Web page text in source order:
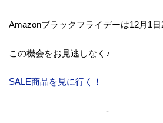
Amazonブラックフライデーは12月1日
この機会をお見逃しなく♪
SALE商品を見に行く！
———————————-